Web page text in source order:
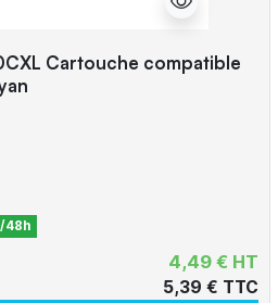
Cartouche compatible
48h
4,49 € HT
5,39 € TTC